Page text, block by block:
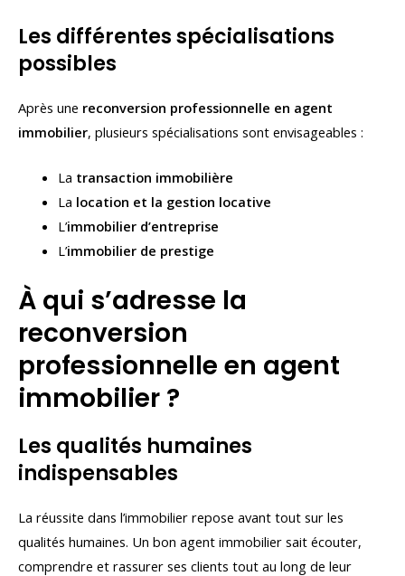
Les différentes spécialisations
possibles
Après une reconversion professionnelle en agent
immobilier, plusieurs spécialisations sont envisageables :
La transaction immobilière
La location et la gestion locative
L’immobilier d’entreprise
L’immobilier de prestige
À qui s’adresse la
reconversion
professionnelle en agent
immobilier ?
Les qualités humaines
indispensables
La réussite dans l’immobilier repose avant tout sur les
qualités humaines. Un bon agent immobilier sait écouter,
comprendre et rassurer ses clients tout au long de leur